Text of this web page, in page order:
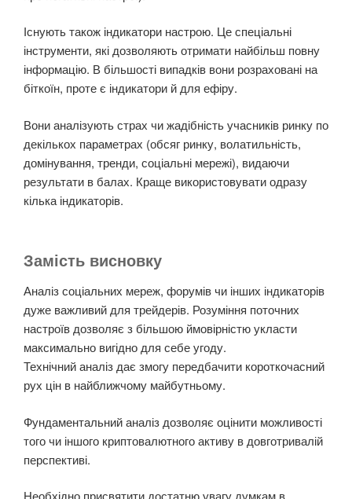
Існують також індикатори настрою. Це спеціальні
інструменти, які дозволяють отримати найбільш повну
інформацію. В більшості випадків вони розраховані на
біткоїн, проте є індикатори й для ефіру.
Вони аналізують страх чи жадібність учасників ринку по
декількох параметрах (обсяг ринку, волатильність,
домінування, тренди, соціальні мережі), видаючи
результати в балах. Краще використовувати одразу
кілька індикаторів.
Замість висновку
Аналіз соціальних мереж, форумів чи інших індикаторів
дуже важливий для трейдерів. Розуміння поточних
настроїв дозволяє з більшою ймовірністю укласти
максимально вигідно для себе угоду.
Технічний аналіз дає змогу передбачити короткочасний
рух цін в найближчому майбутньому.
Фундаментальний аналіз дозволяє оцінити можливості
того чи іншого криптовалютного активу в довготривалій
перспективі.
Необхідно присвятити достатню увагу думкам в